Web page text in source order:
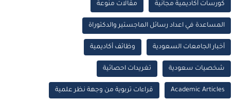
كورسات أكاديمية مجانية مقالات منوعة
المساعدة في اعداد رسائل الماجستير والدكتوراة
أخبار الجامعات السعودية وظائف أكاديمية
شخصيات سعودية تغريدات احصائية
Academic Articles قراءات تربوية من وجهة نظر علمية